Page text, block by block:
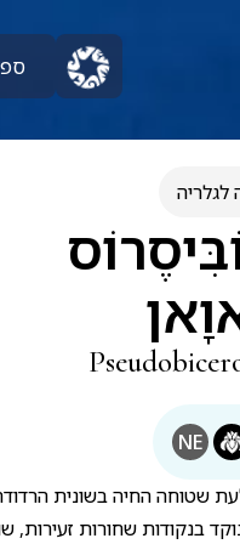
לגלריה
NE
שטוחה החיה בשונית
בנקודות שחורות זעירות,